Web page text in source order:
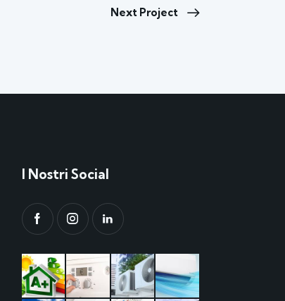
Next Project
I Nostri Social